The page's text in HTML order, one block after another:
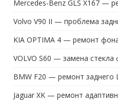
Mercedes-Benz GLS X167 —
Volvo V90 II — проблема
KIA OPTIMA 4 — ремонт
VOLVO S60 — замена
BMW F20 — ремонт заднего
Jaguar XK — ремонт